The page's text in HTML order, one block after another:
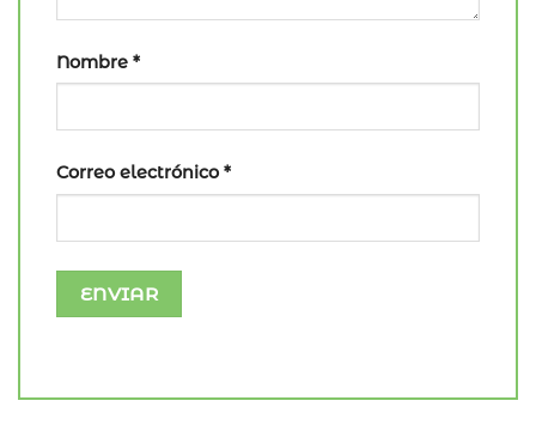
Nombre *
Correo electrónico *